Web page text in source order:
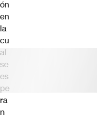
ón
en
la
cu
al
se
es
pe
ra
n